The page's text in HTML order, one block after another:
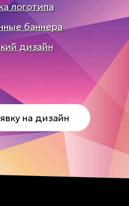
логотипа
баннера
дизайн
на дизайн